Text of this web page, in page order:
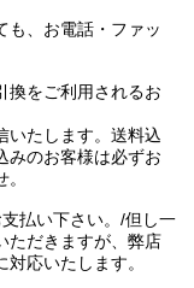
、お電話・ファッ
をご利用されるお
いたします。送料込
みのお客様は必ずお
払い下さい。/但し一
ただきますが、弊店
応いたします。